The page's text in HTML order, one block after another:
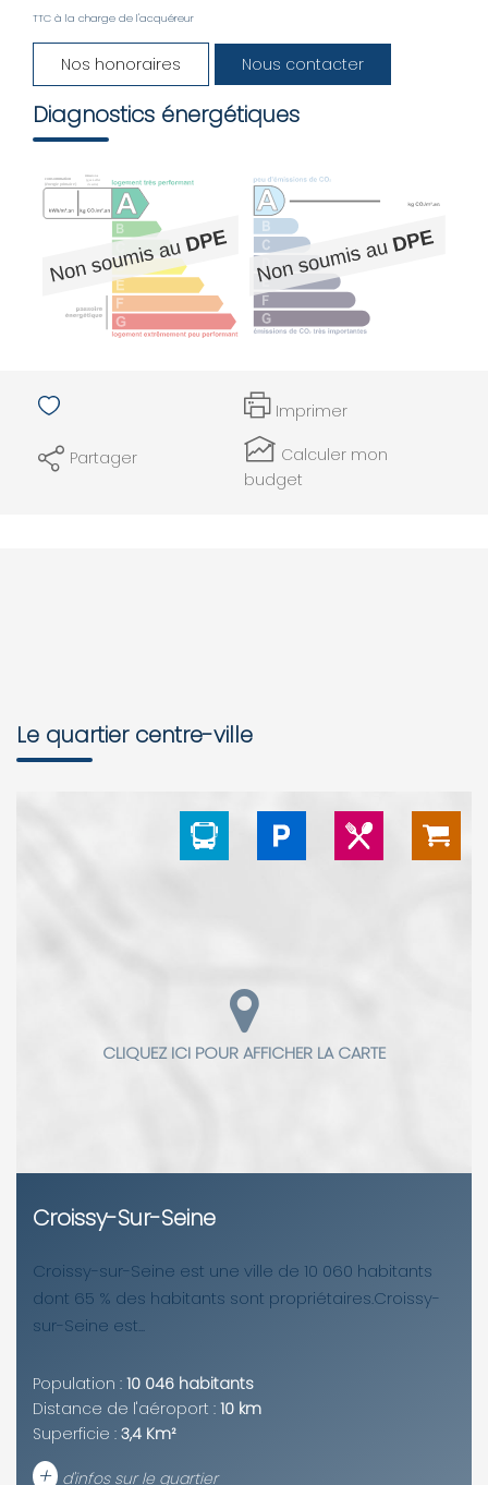
AGENCE
CONTACT
TTC à la charge de l'acquéreur
Nos honoraires Nous contacter
Diagnostics énergétiques
Imprimer
Partager
Calculer mon
budget
Le quartier centre-ville
Croissy-Sur-Seine
Croissy-sur-Seine est une ville de 10 060 habitants
dont 65 % des habitants sont propriétaires.Croissy-
sur-Seine est...
Population : 10 046 habitants
Distance de l'aéroport : 10 km
Superficie : 3,4 Km²
+ d'infos sur le quartier